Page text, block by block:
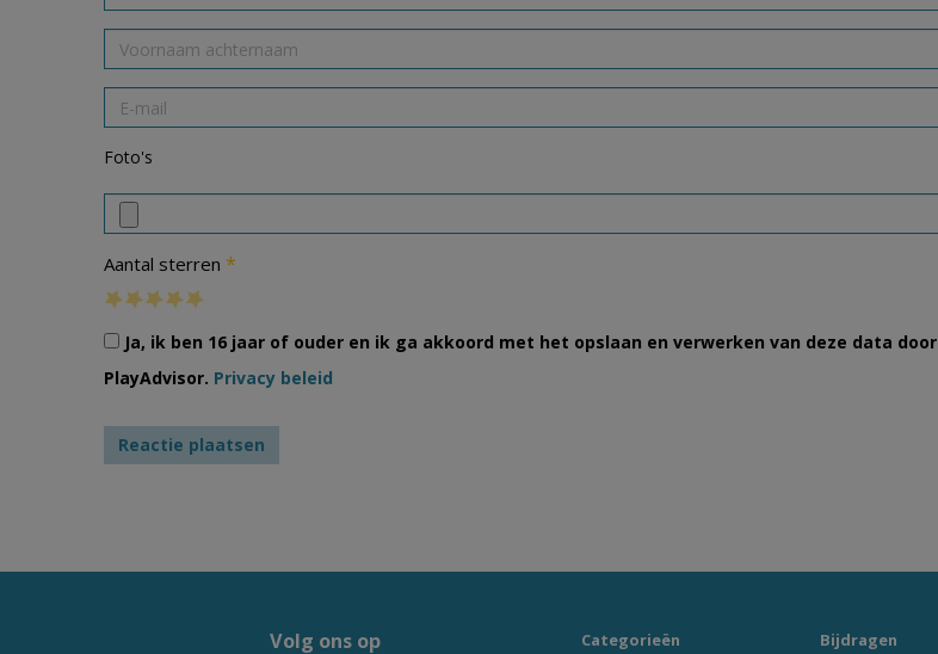
Foto's
Aantal sterren *
Ja, ik ben 16 jaar of ouder en ik ga akkoord met het opslaan en verwerken van deze data door
PlayAdvisor. Privacy beleid
Volg ons op Categorieën Bijdragen